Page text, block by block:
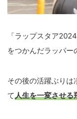
「ラップスタア
をつかんだラッパー
その後の活躍ぶり
て人生を一変させる